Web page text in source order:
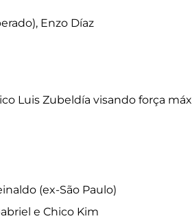
Enzo Díaz
Luis Zubeldía visando força
(ex-São Paulo)
e Chico Kim